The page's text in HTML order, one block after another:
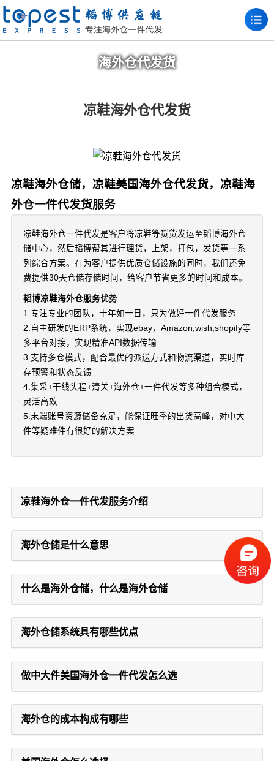
海外仓代发货
凉鞋海外仓代发货
凉鞋海外仓储，凉鞋美国海外仓代发货，凉鞋海
外仓一件代发货服务
凉鞋海外仓一件代发是客户将凉鞋等货货发运至韬博海外仓
储中心，然后韬博帮其进行理货，上架，打包，发货等一系
列综合方案。在为客户提供优质仓储设施的同时，我们还免
费提供30天仓储存储时间，给客户节省更多的时间和成本。
韬博凉鞋海外仓服务优势
1.专注专业的团队，十年如一日，只为做好一件代发服务
2.自主研发的ERP系统，实现ebay，Amazon,wish,shopify等
多平台对接，实现精准API数据传输
3.支持多仓模式，配合最优的派送方式和物流渠道，实时库
存预警和状态反馈
4.集采+干线头程+清关+海外仓+一件代发等多种组合模式，
灵活高效
5.末端账号资源储备充足，能保证旺季的出货高峰，对中大
件等疑难件有很好的解决方案
凉鞋海外仓一件代发服务介绍
海外仓储是什么意思
什么是海外仓储，什么是海外仓储
海外仓储系统具有哪些优点
做中大件美国海外仓一件代发怎么选
海外仓的成本构成有哪些